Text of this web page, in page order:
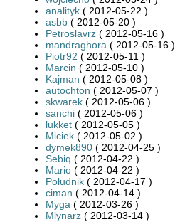
analityk ( 2012-05-22 )
asbb ( 2012-05-20 )
Petroslavrz ( 2012-05-16 )
mandraghora ( 2012-05-16 )
Piotr92 ( 2012-05-11 )
Marcin ( 2012-05-10 )
Kajman ( 2012-05-08 )
autochton ( 2012-05-07 )
skwarek ( 2012-05-06 )
sanchi ( 2012-05-06 )
lukket ( 2012-05-05 )
Miciek ( 2012-05-02 )
dymek890 ( 2012-04-25 )
Sebiq ( 2012-04-22 )
Mario ( 2012-04-22 )
Południk ( 2012-04-17 )
ciman ( 2012-04-14 )
Myga ( 2012-03-26 )
Mlynarz ( 2012-03-14 )